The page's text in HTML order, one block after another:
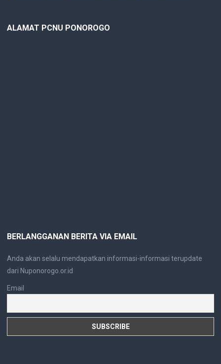
ALAMAT PCNU PONOROGO
BERLANGGANAN BERITA VIA EMAIL
Anda akan selalu mendapatkan informasi-informasi terupdate
dari Nuponorogo.or.id
Email